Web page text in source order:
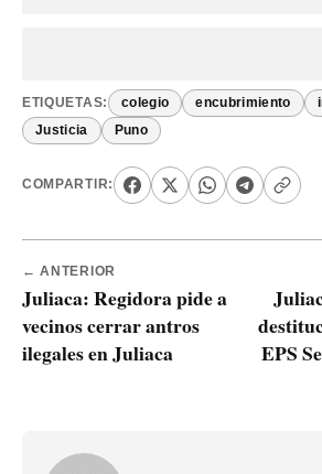
ETIQUETAS: colegio encubrimiento
Justicia Puno
COMPARTIR:
← ANTERIOR
Juliaca: Regidora pide a
vecinos cerrar antros
ilegales en Juliaca
EPS